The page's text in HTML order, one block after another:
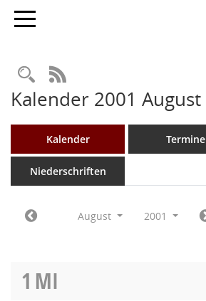
Toggle navigation
Rechercheauswahl
RSS-Feed
Kalender 2001 August
Kalender Termine
Niederschriften
August 2001
1 MI